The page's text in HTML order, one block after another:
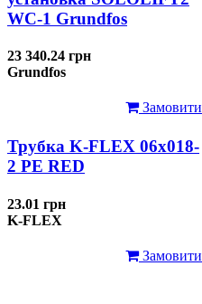
WC-1 Grundfos
23 340.24 грн
Grundfos
Замовити
Трубка K-FLEX 06x018-
2 РЕ RED
23.01 грн
K-FLEX
Замовити